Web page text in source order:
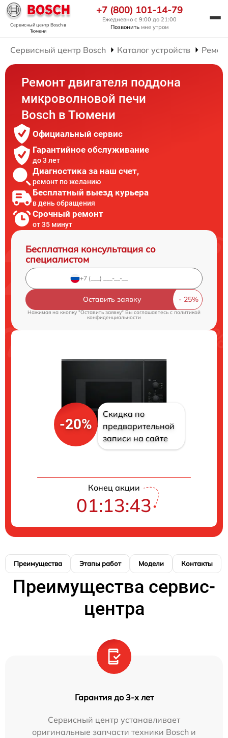
Сервисный центр Boschв
Тюмени
+7 (800) 101-14-79
Ежедневно с 9:00 до 21:00
Позвонить мне утром
Сервисный центр Bosch Каталог устройств
Ремонт двигателя поддона
микроволновой печи
Bosch в Тюмени
Официальный сервис
Гарантийное обслуживание
до 3 лет
Диагностика за наш счет,
ремонт по желанию
Бесплатный выезд курьера
в день обращения
Срочный ремонт
от 35 минут
Бесплатная консультация со
специалистом
Оставить заявку
Нажимая на кнопку "Оставить заявку" Вы соглашаетесь cполитикой
конфиденциальности
-20%
Скидка по
предварительной
записи на сайте
Конец акции
01:13:42
Преимущества Этапы работ Модели Контакты
Преимущества сервис-
центра
Гарантия до 3-х лет
Сервисный центр устанавливает
оригинальные запчасти техники Bosch и